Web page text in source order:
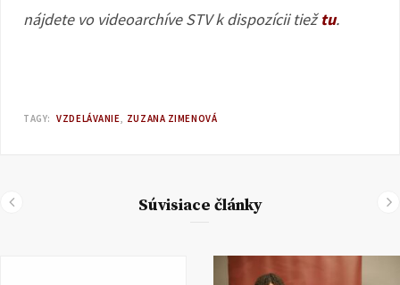
nájdete vo videoarchíve STV k dispozícii tiežtu.
TAGY: VZDELÁVANIE ZUZANA ZIMENOVÁ
Súvisiace články